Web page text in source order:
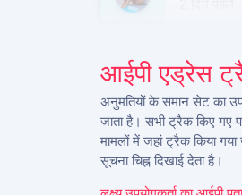
मॉस्को
15 दिन पहले
आईपी एड्रेस
अनुमतियों के समान सेट का
जाता है। सभी ट्रैक किए गए
मामलों में जहां ट्रैक किया
सूचना चिह्न दिखाई देता है।